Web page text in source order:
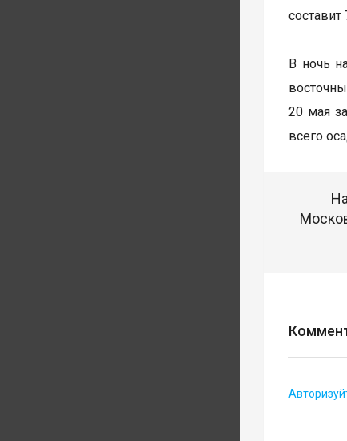
составит
В ночь
20 мая
всего